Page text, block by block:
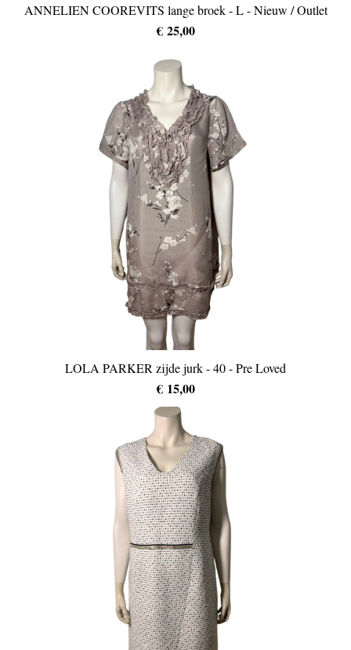
ANNELIEN COOREVITS lange broek - L - Nieuw / Outlet
€ 25,00
LOLA PARKER zijde jurk - 40 - Pre Loved
€ 15,00